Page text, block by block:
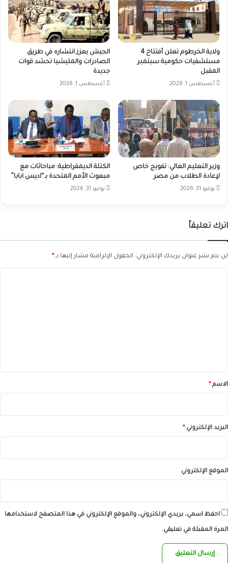
ولاية الخرطوم تعلن أفتتاح 4
مستشفيات حكومية سبتمبر
المقبل
أغسطس 1, 2026
الجيش يعزز انتشاره في طريق
الصادرات والمليشيا تحشد قوات
جديدة
أغسطس 1, 2026
وزير التعليم العالي: تفويج خاص
لإعادة الطلاب من مصر
يوليو 31, 2026
الكتلة الديمقراطية: مباحاثات مع
مبعوث الأمم المتحدة بـ“اديس ابابا”
يوليو 31, 2026
اترك تعليقاً
لن يتم نشر عنوان بريدك الإلكتروني. الحقول الإلزامية مشار إليها بـ *
*الاسم *
البريد الإلكتروني *
الموقع الإلكتروني
احفظ اسمي، بريدي الإلكتروني، والموقع الإلكتروني في هذا المتصفح لاستخدامها
المرة المقبلة في تعليقي.